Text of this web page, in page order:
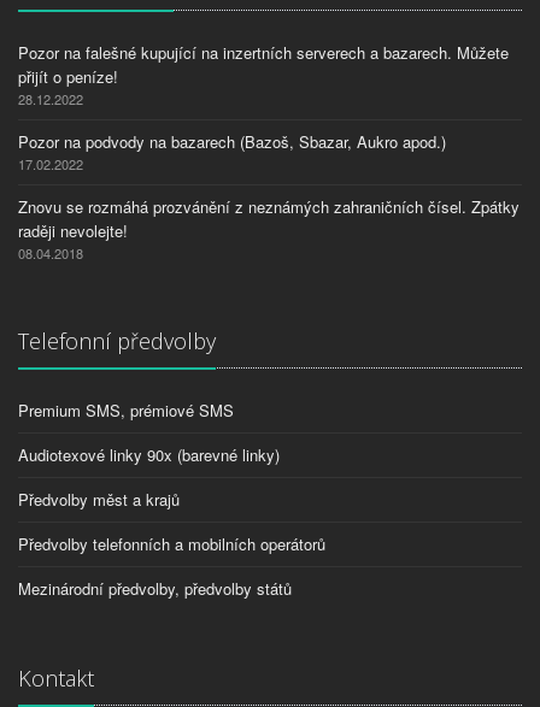
Pozor na falešné kupující na inzertních serverech a bazarech. Můžete
přijít o peníze!
28.12.2022
Pozor na podvody na bazarech (Bazoš, Sbazar, Aukro apod.)
17.02.2022
Znovu se rozmáhá prozvánění z neznámých zahraničních čísel. Zpátky
raději nevolejte!
08.04.2018
Telefonní předvolby
Premium SMS, prémiové SMS
Audiotexové linky 90x (barevné linky)
Předvolby měst a krajů
Předvolby telefonních a mobilních operátorů
Mezinárodní předvolby, předvolby států
Kontakt